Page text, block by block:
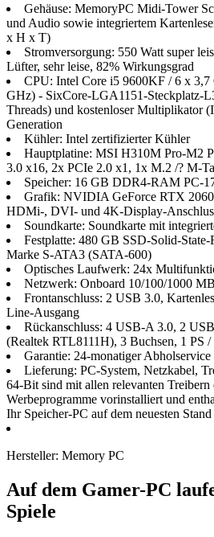
Gehäuse: MemoryPC Midi-Tower
und Audio sowie integriertem
x H x T)
Stromversorgung: 550 Watt super
Lüfter, sehr leise, 82% Wirkungsgrad
CPU: Intel Core i5 9600KF / 6 x
GHz) - SixCore-LGA1151-Steckplatz-
Threads) und kostenloser Multiplikator
Generation
Kühler: Intel zertifizierter Kühler
Hauptplatine: MSI H310M Pro-M2
3.0 x16, 2x PCIe 2.0 x1, 1x M.2 /? M-
Speicher: 16 GB DDR4-RAM PC-
Grafik: NVIDIA GeForce RTX
HDMi-, DVI- und 4K-Display-
Soundkarte: Soundkarte mit
Festplatte: 480 GB SSD-Solid-State-
Marke S-ATA3 (SATA-600)
Optisches Laufwerk: 24x
Netzwerk: Onboard 10/100/1000
Frontanschluss: 2 USB 3.0,
Line-Ausgang
Rückanschluss: 4 USB-A 3.0, 2
(Realtek RTL8111H), 3 Buchsen, 1 PS /
Garantie: 24-monatiger Abholservice
Lieferung: PC-System, Netzkabel,
64-Bit sind mit allen relevanten Treibern
Werbeprogramme vorinstalliert und
Ihr Speicher-PC auf dem neuesten Stand
Hersteller: Memory PC
Auf dem Gamer-PC
Spiele